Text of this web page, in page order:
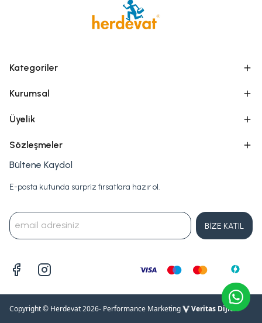
Kategoriler
Kurumsal
Üyelik
Sözleşmeler
Bültene Kaydol
E-posta kutunda sürpriz fırsatlara hazır ol.
BİZE KATIL
Copyright © Herdevat 2026- Performance Marketing Veritas Dijital